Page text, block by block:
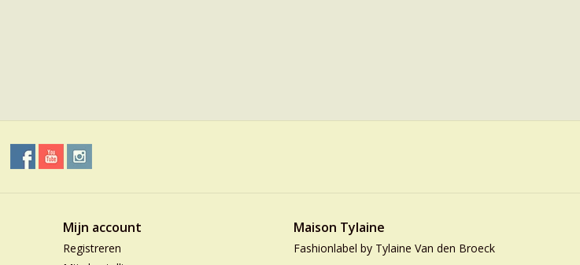
Mijn account
Registreren
Maison Tylaine
Fashionlabel by Tylaine Van den Broeck